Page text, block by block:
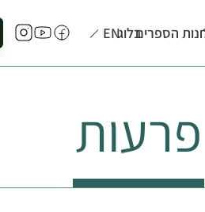
הספריםבלוגEN
פרעות